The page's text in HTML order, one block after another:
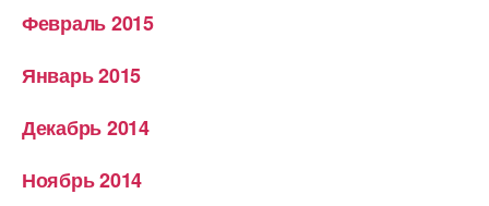
Февраль 2015
Январь 2015
Декабрь 2014
Ноябрь 2014